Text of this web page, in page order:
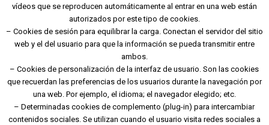
vídeos que se reproducen automáticamente al entrar en una web están
autorizados por este tipo de cookies.
– Cookies de sesión para equilibrar la carga. Conectan el servidor del sitio
web y el del usuario para que la información se pueda transmitir entre
ambos.
– Cookies de personalización de la interfaz de usuario. Son las cookies
que recuerdan las preferencias de los usuarios durante la navegación por
una web. Por ejemplo, el idioma; el navegador elegido; etc.
– Determinadas cookies de complemento (plug-in) para intercambiar
contenidos sociales. Se utilizan cuando el usuario visita redes sociales a